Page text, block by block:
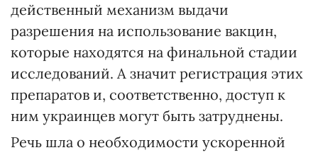
действенный механизм выдачи
разрешения на использование вакцин,
которые находятся на финальной стадии
исследований. А значит регистрация этих
препаратов и, соответственно, доступ к
ним украинцев могут быть затруднены.
Речь шла о необходимости ускоренной